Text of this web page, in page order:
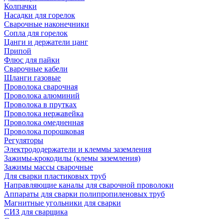
Колпачки
Насадки для горелок
Сварочные наконечники
Сопла для горелок
Цанги и держатели цанг
Припой
Флюс для пайки
Сварочные кабели
Шланги газовые
Проволока сварочная
Проволока алюминий
Проволока в прутках
Проволока нержавейка
Проволока омедненная
Проволока порошковая
Регуляторы
Электрододержатели и клеммы заземления
Зажимы-крокодилы (клемы заземления)
Зажимы массы сварочные
Для сварки пластиковых труб
Направляющие каналы для сварочной проволоки
Аппараты для сварки полипропиленовых труб
Магнитные угольники для сварки
СИЗ для сварщика